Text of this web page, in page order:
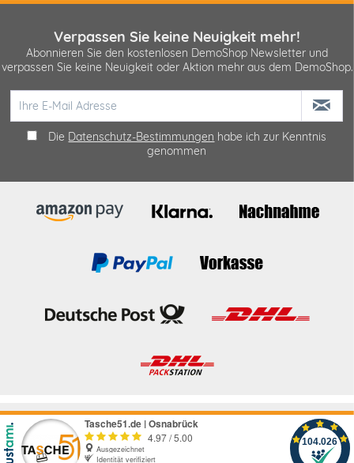
Verpassen Sie keine Neuigkeit mehr!
Abonnieren Sie den kostenlosen DemoShop Newsletter und
verpassen Sie keine Neuigkeit oder Aktion mehr aus dem DemoShop.
Die Datenschutz-Bestimmungen habe ich zur Kenntnis
genommen